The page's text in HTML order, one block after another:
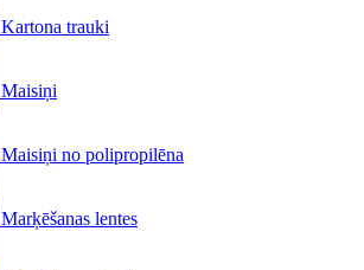
Kartona trauki
Maisiņi
Maisiņi no polipropilēna
Marķēšanas lentes